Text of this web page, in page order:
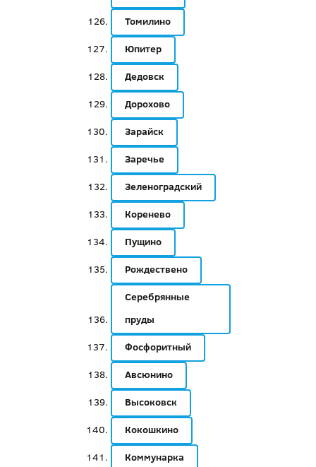
Томилино
Юпитер
Дедовск
Дорохово
Зарайск
Заречье
Зеленоградский
Коренево
Пущино
Рождествено
Серебрянные
пруды
Фосфоритный
Авсюнино
Высоковск
Кокошкино
Коммунарка